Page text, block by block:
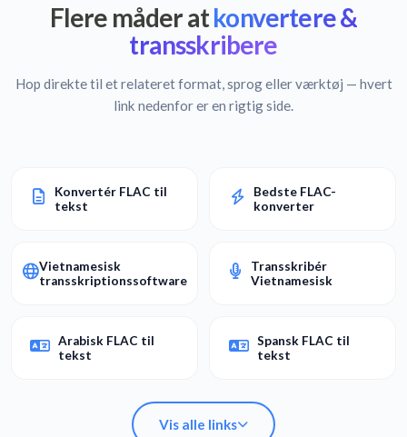
Flere måder atkonvertere &
transskribere
Hop direkte til et relateret format, sprog eller værktøj — hvert
link nedenfor er en rigtig side.
Konvertér FLAC til
tekst
Bedste FLAC-
konverter
Vietnamesisk
transskriptionssoftware
Transskribér
Vietnamesisk
Arabisk FLAC til
tekst
Spansk FLAC til
tekst
Vis alle links